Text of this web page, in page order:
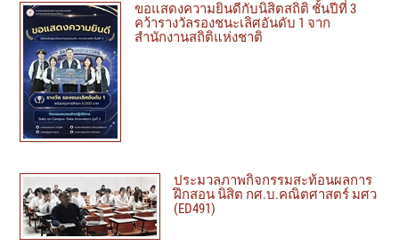
ขอแสดงความยินดีกับนิสิตสถิติ ชั้นปีที่ 3
คว้ารางวัลรองชนะเลิศอันดับ 1 จาก
สำนักงานสถิติแห่งชาติ
ประมวลภาพกิจกรรมสะท้อนผลการ
ฝึกสอน นิสิต กศ.บ.คณิตศาสตร์ มศว
(ED491)